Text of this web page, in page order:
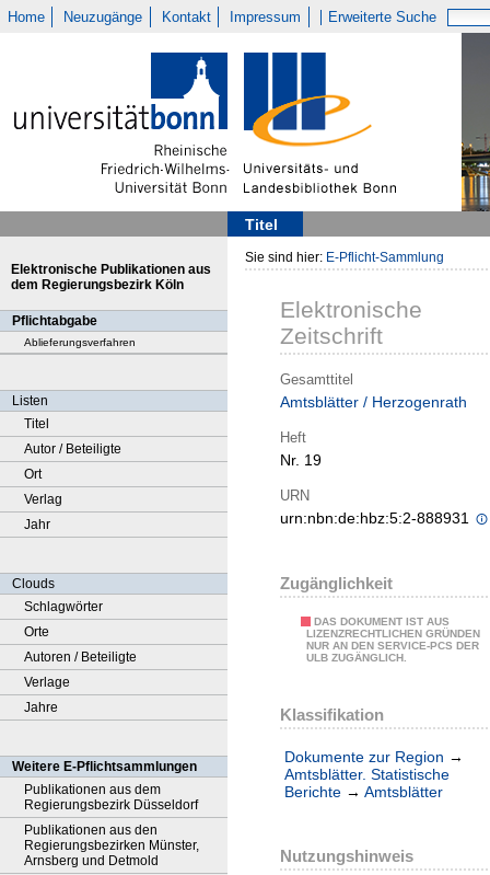
Home Neuzugänge Kontakt Impressum Erweiterte Suche
Titel
Elektronische Publikationen aus
dem Regierungsbezirk Köln
Pflichtabgabe
Ablieferungsverfahren
Listen
Titel
Autor / Beteiligte
Ort
Verlag
Jahr
Clouds
Schlagwörter
Orte
Autoren / Beteiligte
Verlage
Jahre
Weitere E-Pflichtsammlungen
Publikationen aus dem
Regierungsbezirk Düsseldorf
Publikationen aus den
Regierungsbezirken Münster,
Arnsberg und Detmold
Sie sind hier: E-Pflicht-Sammlung
Elektronische
Zeitschrift
Gesamttitel
Amtsblätter / Herzogenrath
Heft
Nr. 19
URN
urn:nbn:de:hbz:5:2-888931
Zugänglichkeit
DAS DOKUMENT IST AUS
LIZENZRECHTLICHEN GRÜNDEN
NUR AN DEN SERVICE-PCS DER
ULB ZUGÄNGLICH.
Klassifikation
Dokumente zur Region →
Amtsblätter. Statistische
Berichte → Amtsblätter
Nutzungshinweis